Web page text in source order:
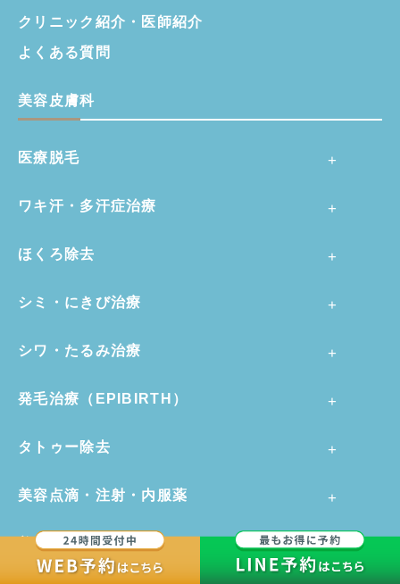
クリニック紹介・ 医師紹介
よくある質問
美容皮膚科
医療脱毛
ワキ汗・多汗症治療
ほくろ除去
シミ・にきび治療
シワ・たるみ治療
発毛治療（EPIBIRTH）
タトゥー除去
美容点滴・注射・内服薬
美容外科・形成外科